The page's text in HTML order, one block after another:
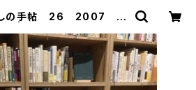
暮しの手帖 26 2007 早